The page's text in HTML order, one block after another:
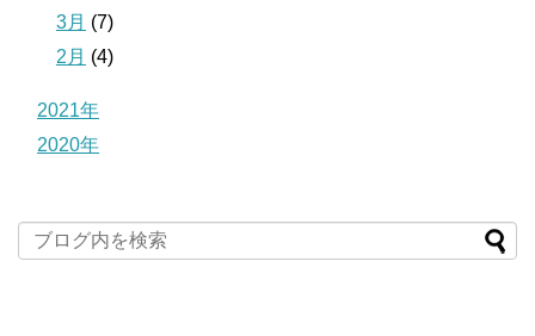
3月 (7)
2月 (4)
2021年
2020年